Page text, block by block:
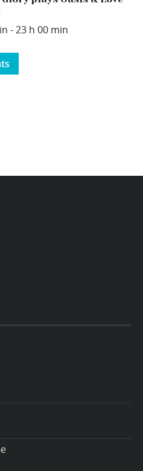
-23 h 00 min